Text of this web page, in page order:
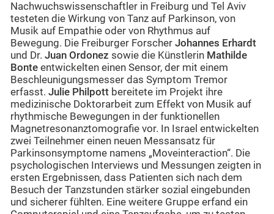
Nachwuchswissenschaftler in Freiburg und Tel Aviv
testeten die Wirkung von Tanz auf Parkinson, von
Musik auf Empathie oder von Rhythmus auf
Bewegung. Die Freiburger Forscher Johannes Erhardt
und Dr. Juan Ordonez sowie die Künstlerin Mathilde
Bonte entwickelten einen Sensor, der mit einem
Beschleunigungsmesser das Symptom Tremor
erfasst. Julie Philpott bereitete im Projekt ihre
medizinische Doktorarbeit zum Effekt von Musik auf
rhythmische Bewegungen in der funktionellen
Magnetresonanztomografie vor. In Israel entwickelten
zwei Teilnehmer einen neuen Messansatz für
Parkinsonsymptome namens „Moveinteraction“. Die
psychologischen Interviews und Messungen zeigten in
ersten Ergebnissen, dass Patienten sich nach dem
Besuch der Tanzstunden stärker sozial eingebunden
und sicherer fühlten. Eine weitere Gruppe erfand ein